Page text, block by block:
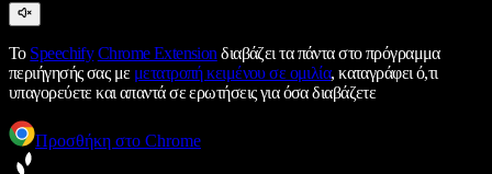
Το Speechify Chrome Extension διαβάζει τα πάντα στο πρόγραμμα
περιήγησής σας με μετατροπή κειμένου σε ομιλία, καταγράφει ό,τι
υπαγορεύετε και απαντά σε ερωτήσεις για όσα διαβάζετε
Προσθήκη στο Chrome